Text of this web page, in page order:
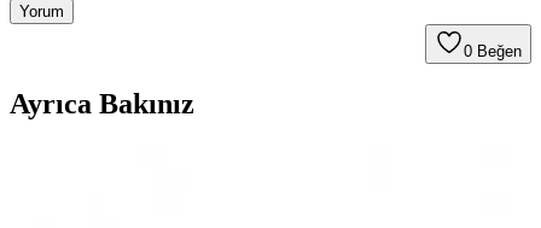
Yorum
0 Beğen
Ayrıca Bakınız